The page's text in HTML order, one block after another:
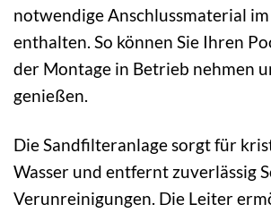
notwendige Anschlussmaterial
enthalten. So können Sie Ihren
der Montage in Betrieb nehmen
genießen.
Die Sandfilteranlage sorgt für
Wasser und entfernt zuverlässig
Verunreinigungen. Die Leiter